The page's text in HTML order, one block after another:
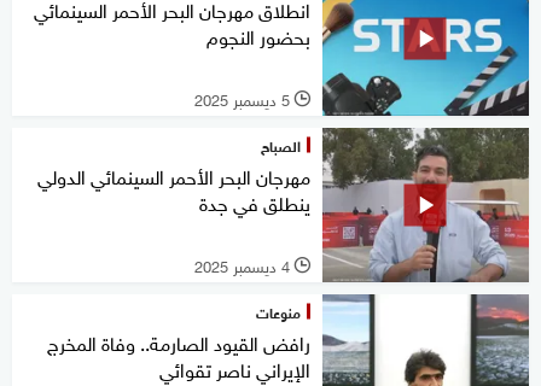
انطلاق مهرجان البحر الأحمر السينمائي
بحضور النجوم
l 5 ديسمبر 2025
الصباح
مهرجان البحر الأحمر السينمائي الدولي
ينطلق في جدة
l 4 ديسمبر 2025
منوعات
رافض القيود الصارمة.. وفاة المخرج
الإيراني ناصر تقوائي